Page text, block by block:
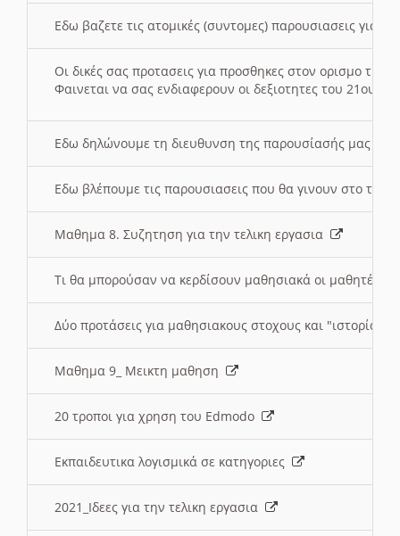
Εδω βαζετε τις ατομικές (συντομες) παρουσιασεις για
Οι δικές σας προτασεις για προσθηκες στον ορισμο
Φαινεται να σας ενδιαφερουν οι δεξιοτητες του 21ου
Εδω δηλώνουμε τη διευθυνση της παρουσίασής μας
Εδω βλέπουμε τις παρουσιασεις που θα γινουν στο
Μαθημα 8. Συζητηση για την τελικη εργασια
Τι θα μπορούσαν να κερδίσουν μαθησιακά οι μαθητές/
Δύο προτάσεις για μαθησιακους στοχους και "ιστορία"
Μαθημα 9_ Μεικτη μαθηση
20 τροποι για χρηση του Edmodo
Εκπαιδευτικα λογισμικά σε κατηγοριες
2021_Ιδεες για την τελικη εργασια